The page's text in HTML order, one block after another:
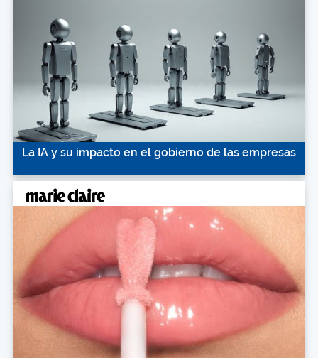
La IA y su impacto en el gobierno de las empresas